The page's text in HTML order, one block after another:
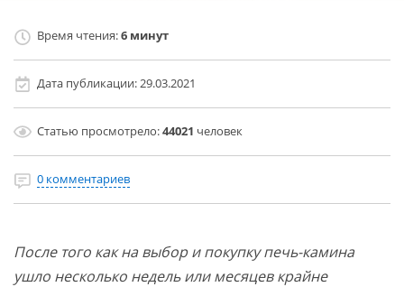
Время чтения:6 минут
Дата публикации:29.03.2021
Статью просмотрело:44021 человек
0 комментариев
После того как на выбор и покупку печь-камина
ушло несколько недель или месяцев крайне